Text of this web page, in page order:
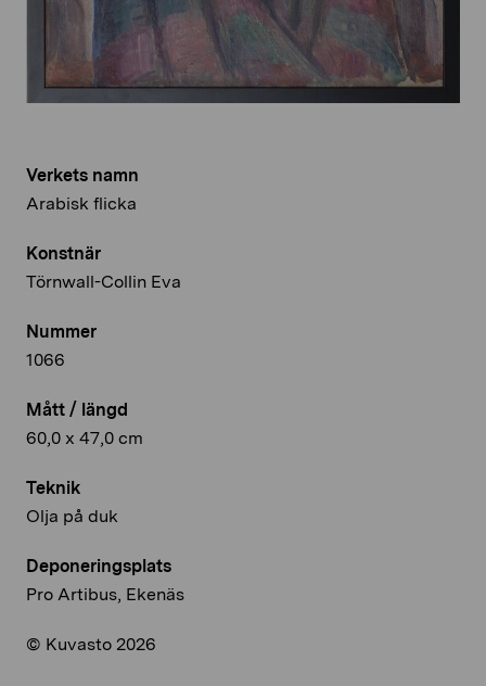
Verkets namn
Arabisk flicka
Konstnär
Törnwall-Collin Eva
Nummer
1066
Mått / längd
60,0 x 47,0 cm
Teknik
Olja på duk
Deponeringsplats
Pro Artibus, Ekenäs
© Kuvasto 2026